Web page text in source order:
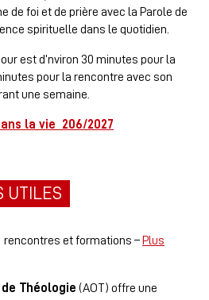
de foi et de prière avec la Parole de
spirituelle dans le quotidien.
est d’nviron 30 minutes pour la
pour la rencontre avec son
une semaine.
la vie 206/2027
UTILES
rencontres et formations –Plus
Théologie (AOT) offre une